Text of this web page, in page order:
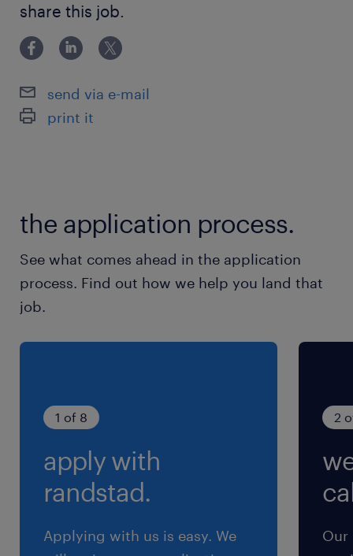
◇未経験エンジニア
◇システム運用・保守
◇直雇用実績あり
◇システムエンジニア
◇残業ナシ
最寄駅
栄町(愛知県)駅（徒歩5分）
久屋大通駅（徒歩9分）
休日休暇
就業時間
（1）16:30-9:30（実働15時間00分・休憩120
（2）9:00-17:30（実働7時間30分・休憩60分）
※＊交代制シフト＊
(稼働は150～160時間/フルタイム相当です！) ～ITに興
味がある、資格勉強中の方もぜひ！～
share this job.
send via e-mail
print it
the application process.
See what comes ahead in the application
process. Find out how we help you land that
job.
1 of 8
apply with
randstad.
Applying with us is easy. We
2
Our